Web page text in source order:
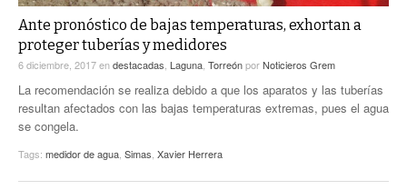
Ante pronóstico de bajas temperaturas, exhortan a
proteger tuberías y medidores
6 diciembre, 2017endestacadas Laguna TorreónporNoticieros Grem
La recomendación se realiza debido a que los aparatos y las tuberías
resultan afectados con las bajas temperaturas extremas, pues el agua
se congela.
Tags: medidor de agua Simas Xavier Herrera